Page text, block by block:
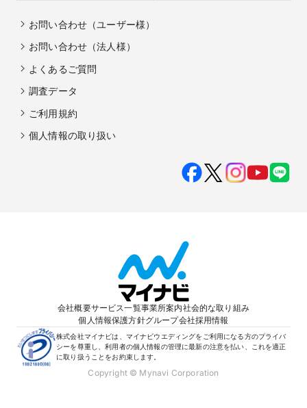
お問い合わせ（ユーザー様）
お問い合わせ（法人様）
よくあるご質問
調査データ
ご利用規約
個人情報の取り扱い
会社概要サービス一覧事業所案内社会的な取り組み
個人情報保護方針グループ会社採用情報
株式会社マイナビは、マイナビウエディングをご利用になる方のプライバ
シーを尊重し、利用者の個人情報の管理に最新の注意を払い、これを適正
に取り扱うことをお約束します。
Copyright © Mynavi Corporation